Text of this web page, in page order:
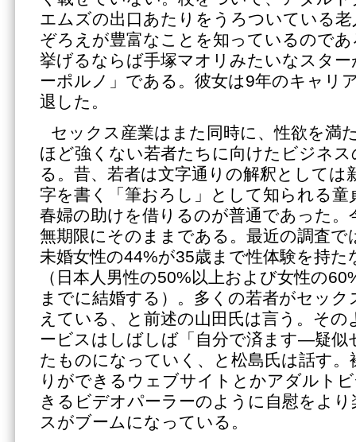
エムズの出口あたりをうろついている
ぞろえが豊富なことを知っているので
挙げるならば手塚マオリみたいなスタ
ーポルノ」である。彼女は9年のキャリ
退した。
セックス産業はまた同時に、性欲を満
ほど強くない若者たちに向けたビジネ
る。昔、若者は文字通りの解釈としては
字を書く「筆おろし」として知られる童
春婦の助けを借りるのが普通であった
無期限にそのままである。最近の調査で
未婚女性の44%が35歳まで性体験を持
（日本人男性の50%以上および女性の
までに結婚する）。多くの若者がセッ
えている、と前述の山田氏は言う。そ
ービスはしばしば「自分で済ます―疑似
たものになっていく、と松島氏は話す
りができるウェブサイトとかアダルト
きるビデオパーラーのように自慰をよ
スがブームになっている。